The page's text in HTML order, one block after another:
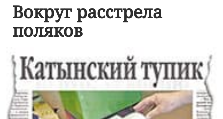
Вокруг расстрела
поляков